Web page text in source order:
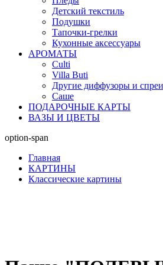
Детский текстиль
Подушки
Тапочки-грелки
Кухонные аксессуары
АРОМАТЫ
Culti
Villa Buti
Другие диффузоры и спреи
Саше
ПОДАРОЧНЫЕ КАРТЫ
ВАЗЫ И ЦВЕТЫ
option-span
Главная
КАРТИНЫ
Классические картины